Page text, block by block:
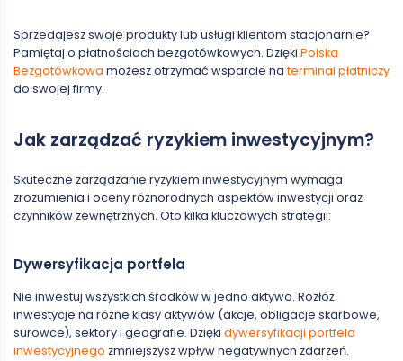
Sprzedajesz swoje produkty lub usługi klientom stacjonarnie?
Pamiętaj o płatnościach bezgotówkowych. Dzięki Polska
Bezgotówkowa możesz otrzymać wsparcie naterminal płatniczy
do swojej firmy.
Jak zarządzać ryzykiem inwestycyjnym?
Skuteczne zarządzanie ryzykiem inwestycyjnym wymaga
zrozumienia i oceny różnorodnych aspektów inwestycji oraz
czynników zewnętrznych. Oto kilka kluczowych strategii:
Dywersyfikacja portfela
Nie inwestuj wszystkich środków w jedno aktywo. Rozłóż
inwestycje na różne klasy aktywów (akcje, obligacje skarbowe,
surowce), sektory i geografie. Dzięki dywersyfikacji portfela
inwestycyjnego zmniejszysz wpływ negatywnych zdarzeń.